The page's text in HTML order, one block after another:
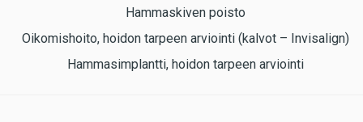
Hammaskiven poisto
Oikomishoito, hoidon tarpeen arviointi (kalvot – Invisalign)
Hammasimplantti, hoidon tarpeen arviointi